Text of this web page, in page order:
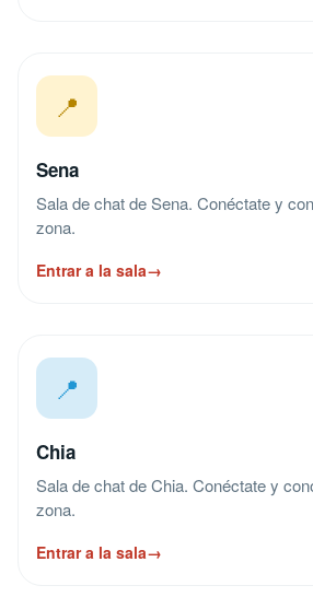
📍
Sena
Sala de chat de Sena. Conéctate y
zona.
Entrar a la sala→
📍
Chia
Sala de chat de Chia. Conéctate y
zona.
Entrar a la sala→